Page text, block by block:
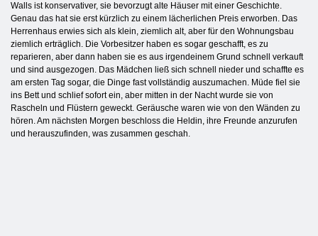
Walls ist konservativer, sie bevorzugt alte Häuser mit einer Geschichte.
Genau das hat sie erst kürzlich zu einem lächerlichen Preis erworben. Das
Herrenhaus erwies sich als klein, ziemlich alt, aber für den Wohnungsbau
ziemlich erträglich. Die Vorbesitzer haben es sogar geschafft, es zu
reparieren, aber dann haben sie es aus irgendeinem Grund schnell verkauft
und sind ausgezogen. Das Mädchen ließ sich schnell nieder und schaffte es
am ersten Tag sogar, die Dinge fast vollständig auszumachen. Müde fiel sie
ins Bett und schlief sofort ein, aber mitten in der Nacht wurde sie von
Rascheln und Flüstern geweckt. Geräusche waren wie von den Wänden zu
hören. Am nächsten Morgen beschloss die Heldin, ihre Freunde anzurufen
und herauszufinden, was zusammen geschah.